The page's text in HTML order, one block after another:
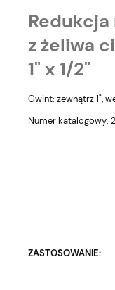
z żeliwa
1" x 1/2"
Gwint: zewnątrz 1",
Numer katalogowy:
ZASTOSOWANIE: